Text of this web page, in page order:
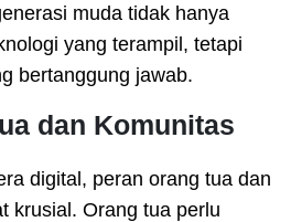
muda tidak hanya
yang terampil, tetapi
bertanggung jawab.
dan Komunitas
digital, peran orang tua dan
krusial. Orang tua perlu